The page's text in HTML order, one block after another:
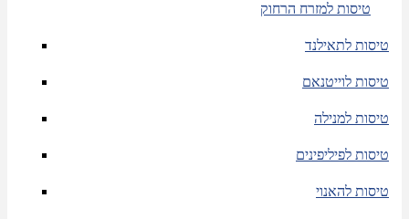
טיסות למזרח הרחוק
טיסות לתאילנד
טיסות לוייטנאם
טיסות למנילה
טיסות לפיליפינים
טיסות להאנוי